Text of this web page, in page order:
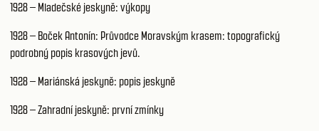
1928 – Mladečské jeskyně: výkopy
1928 – Boček Antonín: Průvodce Moravským krasem: topografický
podrobný popis krasových jevů.
1928 – Mariánská jeskyně: popis jeskyně
1928 – Zahradní jeskyně: první zmínky